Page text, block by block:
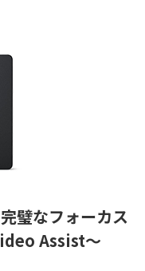
璧なフォーカス
Assist～